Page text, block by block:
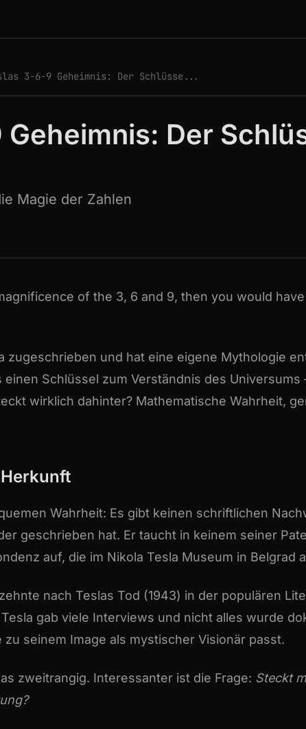
3-6-9 Geheimnis: Der Schlüsse...
Der
Magie der Zahlen
of the 3, 6 and 9, then you would
zugeschrieben und hat eine eigene Mythologie
Schlüssel zum Verständnis des Universums
wirklich dahinter? Mathematische Wahrheit,
Wahrheit: Es gibt keinen schriftlichen
geschrieben hat. Er taucht in keinem seiner
auf, die im Nikola Tesla Museum in Belgrad
nach Teslas Tod (1943) in der populären
gab viele Interviews und nicht alles wurde
seinem Image als mystischer Visionär passt.
zweitrangig. Interessanter ist die Frage: Steckt